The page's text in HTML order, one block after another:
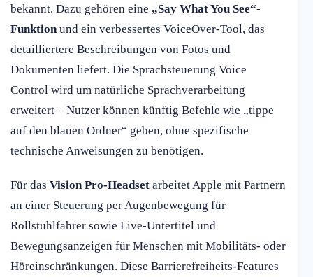
bekannt. Dazu gehören eine „Say What You See“-
Funktionund ein verbessertes VoiceOver-Tool, das
detailliertere Beschreibungen von Fotos und
Dokumenten liefert. Die Sprachsteuerung Voice
Control wird um natürliche Sprachverarbeitung
erweitert – Nutzer können künftig Befehle wie „tippe
auf den blauen Ordner“ geben, ohne spezifische
technische Anweisungen zu benötigen.
Für das Vision Pro-Headset arbeitet Apple mit Partnern
an einer Steuerung per Augenbewegung für
Rollstuhlfahrer sowie Live-Untertitel und
Bewegungsanzeigen für Menschen mit Mobilitäts- oder
Höreinschränkungen. Diese Barrierefreiheits-Features